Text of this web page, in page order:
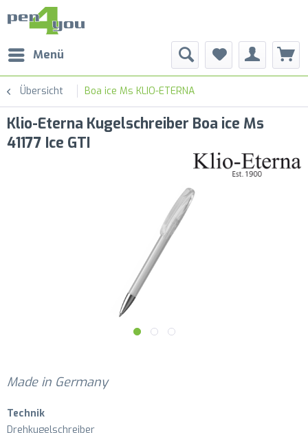
Menü
Übersicht Boa ice Ms KLIO-ETERNA
Klio-Eterna Kugelschreiber Boa ice Ms
41177 Ice GTI
Made in Germany
Technik
Drehkugelschreiber